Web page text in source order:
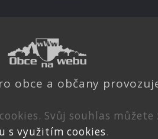
obce a občany
Svůj souhlas
s využitím cookies.